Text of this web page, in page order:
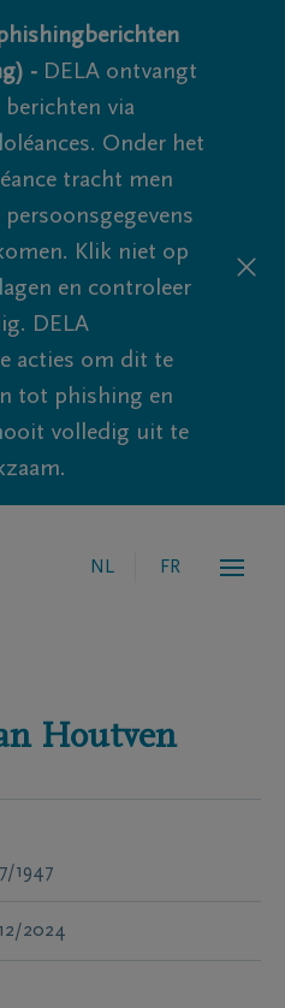
- DELA ontvangt
berichten via
Onder het
tracht men
Klik niet op
en controleer
DELA
acties om dit te
tot phishing en
volledig uit te
NL FR
Houtven
1947
2024